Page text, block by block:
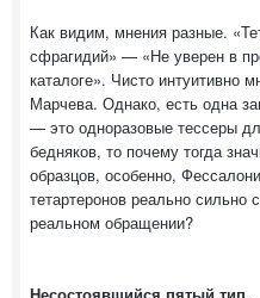
Как видим, мнения разные.
сфрагидий» — «Не уверен в
каталоге». Чисто интуитивно
Марчева. Однако, есть одна
— это одноразовые тессеры
бедняков, то почему тогда
образцов, особенно,
тетартеронов реально сильно
реальном обращении?